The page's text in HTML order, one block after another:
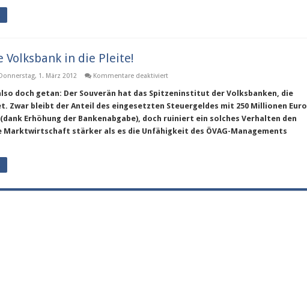
Volksbank in die Pleite!
1. März 2012 Kommentare deaktiviertfür
die
Volksbank
in
die
Pleite!
doch getan: Der Souverän hat das Spitzeninstitut der Volksbanken, die
Zwar bleibt der Anteil des eingesetzten Steuergeldes mit 250 Millionen Euro
Erhöhung der Bankenabgabe), doch ruiniert ein solches Verhalten den
Marktwirtschaft stärker als es die Unfähigkeit des ÖVAG-Managements